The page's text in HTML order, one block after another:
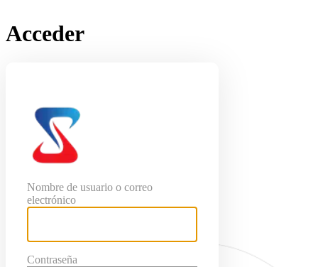
Acceder
Nombre de usuario o correo
electrónico
Contraseña